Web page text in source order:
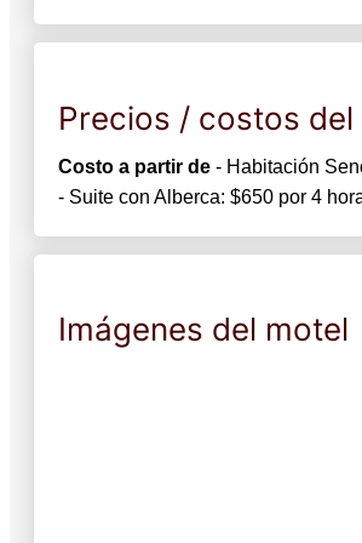
Precios / costos
Costo a partir de - Habitación
- Suite con Alberca: $650 por 4
Imágenes del motel